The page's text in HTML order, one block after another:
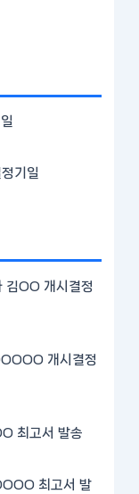
기일
OO 개시결정
개시결정
최고서 발송
최고서 발